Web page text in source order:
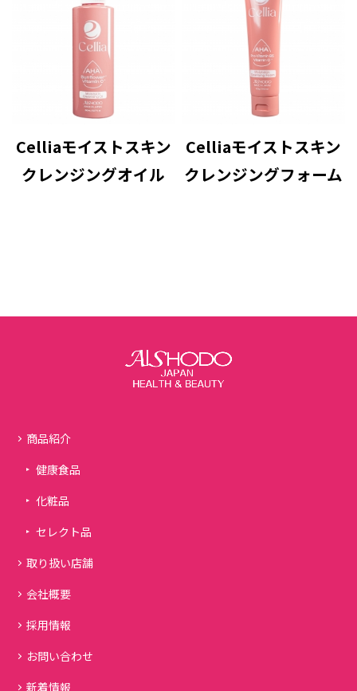
Celliaモイストスキン
クレンジングオイル
Celliaモイストスキン
クレンジングフォーム
商品紹介
健康食品
化粧品
セレクト品
取り扱い店舗
会社概要
採用情報
お問い合わせ
新着情報